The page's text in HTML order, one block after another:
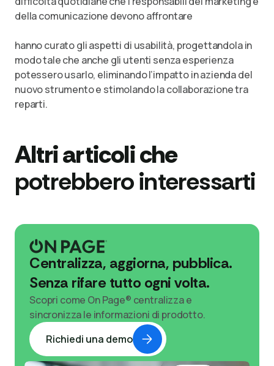
della comunicazione devono affrontare
hanno curato gli aspetti di usabilità, progettandola in
modo tale che anche gli utenti senza esperienza
potessero usarlo, eliminando l’impatto in azienda del
nuovo strumento e stimolando la collaborazione tra
reparti.
Altri articoli che
potrebbero interessarti
Centralizza, aggiorna, pubblica.
Senza rifare tutto ogni volta.
Scopri come On Page® centralizza e
sincronizza le informazioni di prodotto.
Richiedi una demo